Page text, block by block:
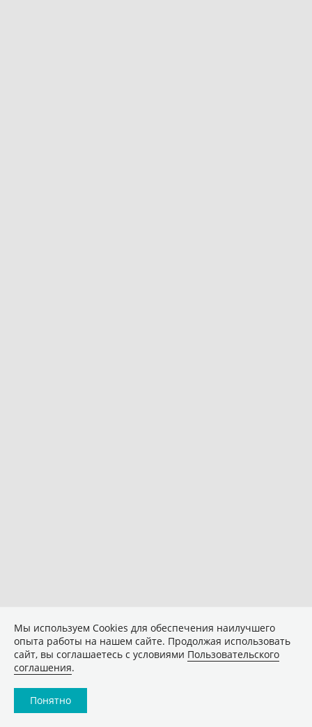
Мы используем Сookies для обеспечения наилучшего
опыта работы на нашем сайте. Продолжая использовать
сайт, вы соглашаетесь с условиями Пользовательского
соглашения.
Понятно